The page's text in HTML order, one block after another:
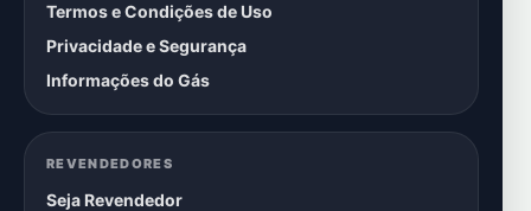
Termos e Condições de Uso
Privacidade e Segurança
Informações do Gás
REVENDEDORES
Seja Revendedor